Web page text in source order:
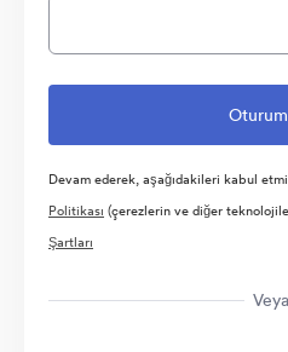
Devam ederek, aşağıdakileri kabul
Politikası (çerezlerin ve diğer
Şartları
Veya